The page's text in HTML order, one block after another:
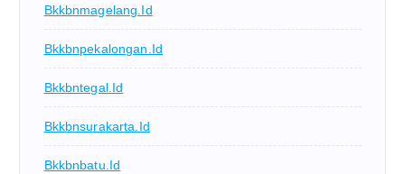
Bkkbnmagelang.id
Bkkbnpekalongan.id
Bkkbntegal.id
Bkkbnsurakarta.id
Bkkbnbatu.id